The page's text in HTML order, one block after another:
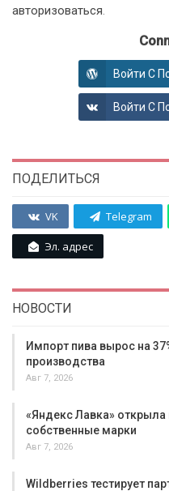
авторизоваться.
Войти С
Войти С
ПОДЕЛИТЬСЯ
VK Telegram
Эл. адрес
НОВОСТИ
Импорт пива вырос на
производства
Авг 7, 2026
«Яндекс Лавка»
собственные марки
Авг 7, 2026
Wildberries тестирует